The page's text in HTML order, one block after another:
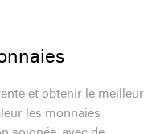
et obtenir le meilleur
les monnaies